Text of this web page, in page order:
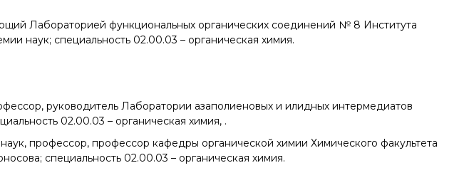
Лабораторией функциональных органических соединений № 8 Института
наук; специальность 02.00.03 – органическая химия.
руководитель Лаборатории азаполиеновых и илидных интермедиатов
02.00.03 – органическая химия, .
профессор, профессор кафедры органической химии Химического факультета
специальность 02.00.03 – органическая химия.